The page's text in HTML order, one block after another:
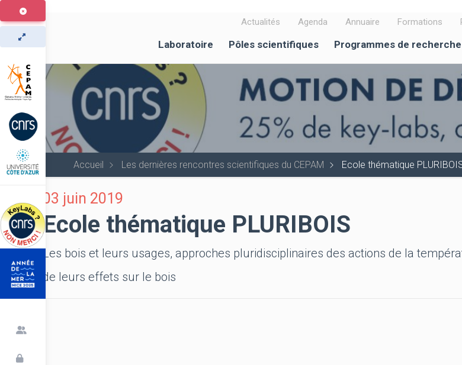
Aller
au
contenu
principal
Actualités Agenda Annuaire Formations
Laboratoire Pôles scientifiques Programmes de recherche
Accueil Les dernières rencontres scientifiques du CEPAM Ecole thématique
03 juin 2019
Ecole thématique PLURIBOIS
Les bois et leurs usages, approches pluridisciplinaires des actions de la
de leurs effets sur le bois